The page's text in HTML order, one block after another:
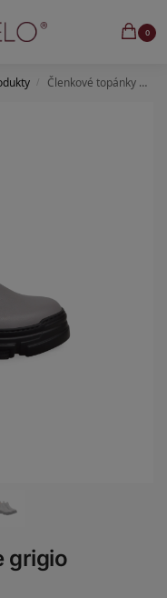
0
Členkové topánky alce grigio certosino
grigio